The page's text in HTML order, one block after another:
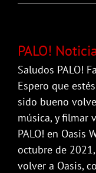
PALO!
Saludos PALO!
Espero que
sido bueno
música, y filmar
PALO! en Oasis
octubre de
volver a Oasis,